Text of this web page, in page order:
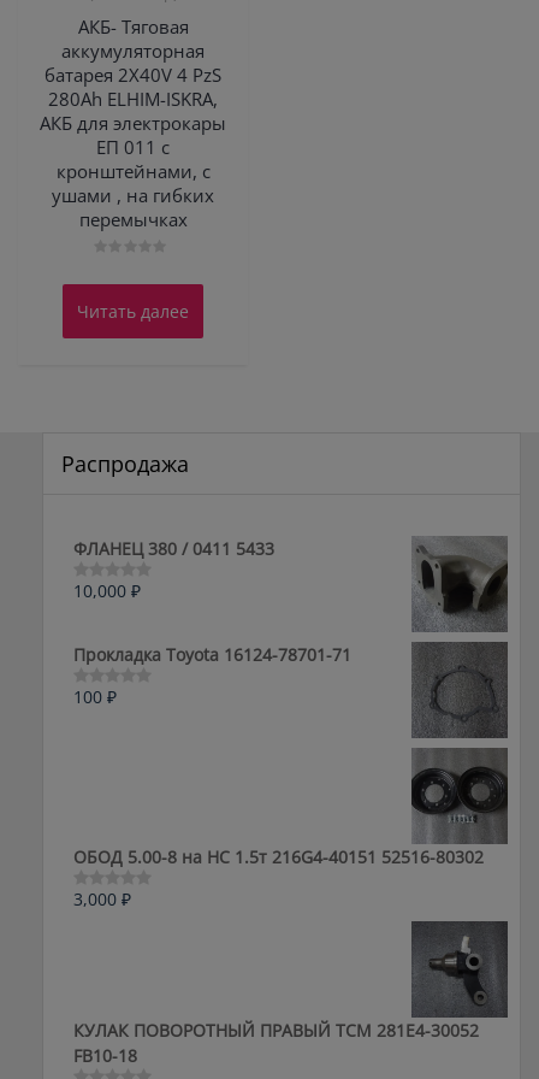
АКБ- Тяговая
аккумуляторная
батарея 2X40V 4 PzS
280Ah ELHIM-ISKRA,
АКБ для электрокары
ЕП 011 с
кронштейнами, с
ушами , на гибких
перемычках
0
5
Читать далее
Распродажа
ФЛАНЕЦ 380 / 0411 5433
Оценка
5
10,000 ₽
Прокладка Toyota 16124-78701-71
Оценка
100 ₽
ОБОД 5.00-8 на HC 1.5т 216G4-40151 52516-80302
Оценка
3,000 ₽
КУЛАК ПОВОРОТНЫЙ ПРАВЫЙ ТСМ 281E4-30052
FB10-18